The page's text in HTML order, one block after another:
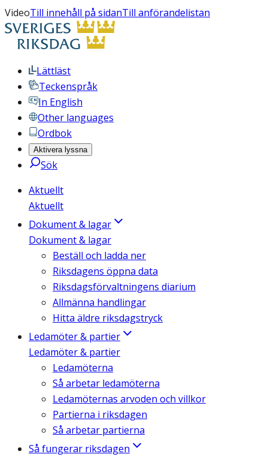
VideoTill innehåll på sidanTill anförandelistan
Lättläst
Teckenspråk
In English
Other languages
Ordbok
Aktivera lyssna
Sök
Aktuellt
Aktuellt
Dokument & lagar
Dokument & lagar
Beställ och ladda ner
Riksdagens öppna data
Riksdagsförvaltningens diarium
Allmänna handlingar
Hitta äldre riksdagstryck
Ledamöter & partier
Ledamöter & partier
Ledamöterna
Så arbetar ledamöterna
Ledamöternas arvoden och villkor
Partierna i riksdagen
Så arbetar partierna
Så fungerar riksdagen